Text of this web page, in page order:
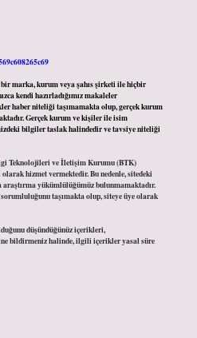
marka, kurum veya şahıs şirketi ile hiçbir
kendi hazırladığımız makaleler
haber niteliği taşımamakta olup, gerçek kurum
Gerçek kurum ve kişiler ile isim
bilgiler taslak halindedir ve tavsiye niteliği
Teknolojileri ve İletişim Kurumu (BTK)
hizmet vermektedir. Bu nedenle, sitedeki
yükümlülüğümüz bulunmamaktadır.
taşımakta olup, siteye üye olarak
düşündüğünüz içerikleri,
bildirmeniz halinde, ilgili içerikler yasal süre